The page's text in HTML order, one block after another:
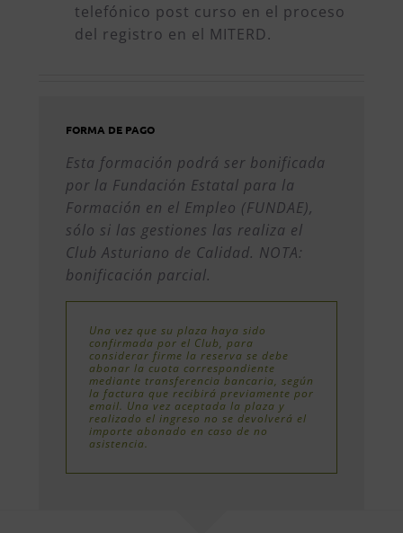
telefónico post curso en el proceso
del registro en el MITERD.
FORMA DE PAGO
Esta formación podrá ser bonificada
por la Fundación Estatal para la
Formación en el Empleo (FUNDAE),
sólo si las gestiones las realiza el
Club Asturiano de Calidad. NOTA:
bonificación parcial.
Una vez que su plaza haya sido
confirmada por el Club, para
considerar firme la reserva se debe
abonar la cuota correspondiente
mediante transferencia bancaria, según
la factura que recibirá previamente por
email. Una vez aceptada la plaza y
realizado el ingreso no se devolverá el
importe abonado en caso de no
asistencia.